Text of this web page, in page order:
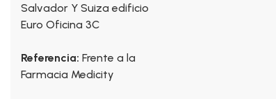
Salvador Y Suiza edificio
Euro Oficina 3C
Referencia: Frente a la
Farmacia Medicity